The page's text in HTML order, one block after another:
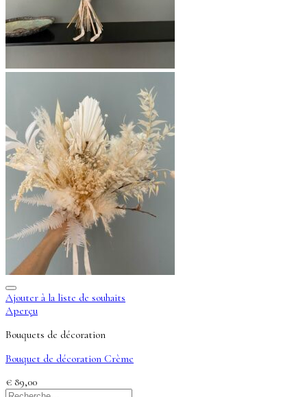
Ajouter à la liste de souhaits
Aperçu
Bouquets de décoration
Bouquet de décoration Crème
€ 89,00